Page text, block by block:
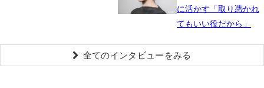
に活かす「取り憑かれ
てもいい役だから」
全てのインタビューをみる